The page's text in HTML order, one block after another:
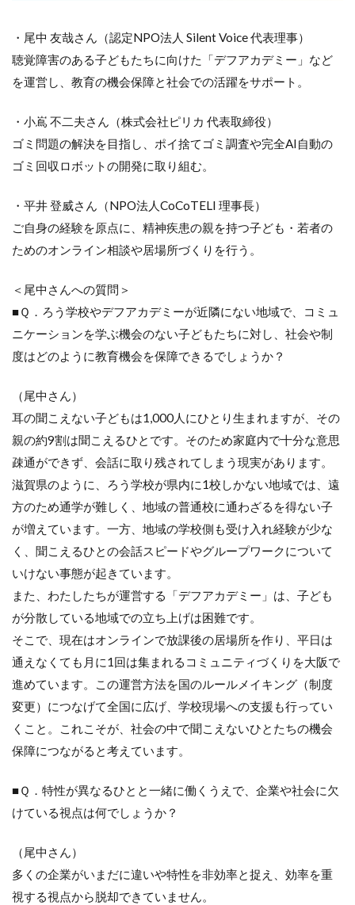
・尾中 友哉さん（認定NPO法人 Silent Voice 代表理事）
聴覚障害のある子どもたちに向けた「デフアカデミー」など
を運営し、教育の機会保障と社会での活躍をサポート。
・小嶌 不二夫さん（株式会社ピリカ 代表取締役）
ゴミ問題の解決を目指し、ポイ捨てゴミ調査や完全AI自動の
ゴミ回収ロボットの開発に取り組む。
・平井 登威さん（NPO法人CoCoTELI 理事長）
ご自身の経験を原点に、精神疾患の親を持つ子ども・若者の
ためのオンライン相談や居場所づくりを行う。
＜尾中さんへの質問＞
■Ｑ．ろう学校やデフアカデミーが近隣にない地域で、コミュ
ニケーションを学ぶ機会のない子どもたちに対し、社会や制
度はどのように教育機会を保障できるでしょうか？
（尾中さん）
耳の聞こえない子どもは1,000人にひとり生まれますが、その
親の約9割は聞こえるひとです。そのため家庭内で十分な意思
疎通ができず、会話に取り残されてしまう現実があります。
滋賀県のように、ろう学校が県内に1校しかない地域では、遠
方のため通学が難しく、地域の普通校に通わざるを得ない子
が増えています。一方、地域の学校側も受け入れ経験が少な
く、聞こえるひとの会話スピードやグループワークについて
いけない事態が起きています。
また、わたしたちが運営する「デフアカデミー」は、子ども
が分散している地域での立ち上げは困難です。
そこで、現在はオンラインで放課後の居場所を作り、平日は
通えなくても月に1回は集まれるコミュニティづくりを大阪で
進めています。この運営方法を国のルールメイキング（制度
変更）につなげて全国に広げ、学校現場への支援も行ってい
くこと。これこそが、社会の中で聞こえないひとたちの機会
保障につながると考えています。
■Ｑ．特性が異なるひとと一緒に働くうえで、企業や社会に欠
けている視点は何でしょうか？
（尾中さん）
多くの企業がいまだに違いや特性を非効率と捉え、効率を重
視する視点から脱却できていません。